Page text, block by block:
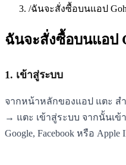
/ฉันจะสั่งซื้อบนแอป
ฉันจะสั่งซื้อบนแอป
1. เข้าสู่ระบบ
จากหน้าหลักของแอป แตะ ส
→ แตะ เข้าสู่ระบบ จากนั้นเข้
Google, Facebook หรือ Apple